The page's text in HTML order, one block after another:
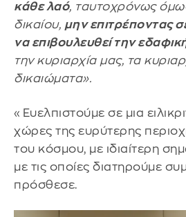
κάθε λαό, ταυτοχρόνως
δικαίου, μην επιτρέποντας
να επιβουλευθεί την
την κυριαρχία μας, τα
δικαιώματα».
«Ευελπιστούμε σε μια
χώρες της ευρύτερης
του κόσμου, με ιδιαίτερη
με τις οποίες διατηρούμε
πρόσθεσε.